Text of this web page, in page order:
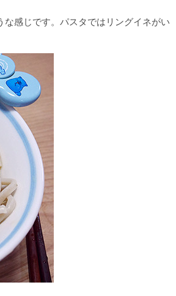
感じです。パスタではリングイネがい